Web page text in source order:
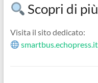
Scopri di più
Visita il sito dedicato:
smartbus.echopress.it